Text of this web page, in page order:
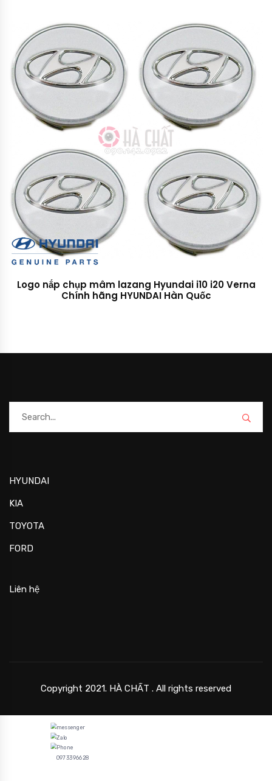
Logo nắp chụp mâm lazang Hyundai i10 i20 Verna
Chính hãng HYUNDAI Hàn Quốc
HYUNDAI
KIA
TOYOTA
FORD
Liên hệ
Copyright 2021. HÀ CHẤT . All rights reserved
0973396628